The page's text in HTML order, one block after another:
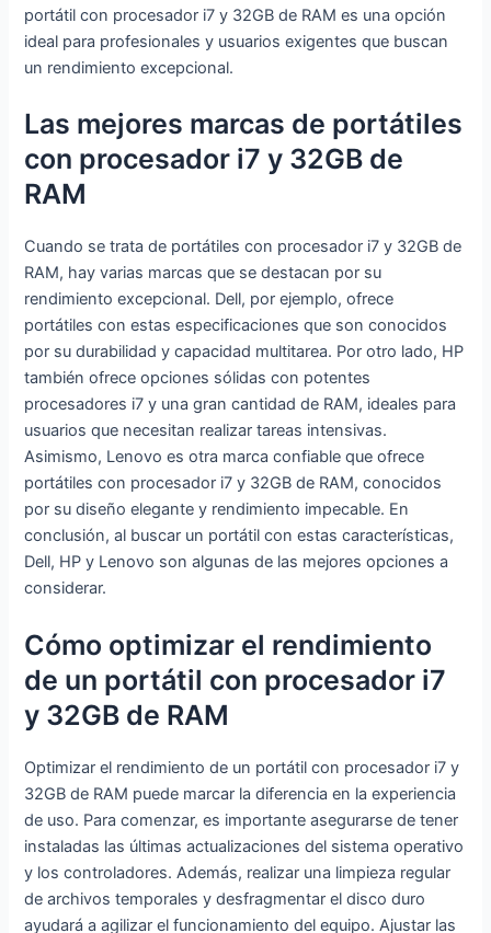
phi
cs,
Sin
em
a
)
Plat
a y
Azu
l-
Tec
lad
o
QW
ER
TY
Esp
año
portátil con procesador i7 y 32GB de RAM es una opción
ideal para profesionales y usuarios exigentes que buscan
un rendimiento excepcional.
Las mejores marcas de portátiles
con procesador i7 y 32GB de
RAM
Cuando se trata de portátiles con procesador i7 y 32GB de
RAM, hay varias marcas que se destacan por su
rendimiento excepcional. Dell, por ejemplo, ofrece
portátiles con estas especificaciones que son conocidos
por su durabilidad y capacidad multitarea. Por otro lado, HP
también ofrece opciones sólidas con potentes
procesadores i7 y una gran cantidad de RAM, ideales para
usuarios que necesitan realizar tareas intensivas.
Asimismo, Lenovo es otra marca confiable que ofrece
portátiles con procesador i7 y 32GB de RAM, conocidos
por su diseño elegante y rendimiento impecable. En
conclusión, al buscar un portátil con estas características,
Dell, HP y Lenovo son algunas de las mejores opciones a
considerar.
Cómo optimizar el rendimiento
de un portátil con procesador i7
y 32GB de RAM
Optimizar el rendimiento de un portátil con procesador i7 y
32GB de RAM puede marcar la diferencia en la experiencia
de uso. Para comenzar, es importante asegurarse de tener
instaladas las últimas actualizaciones del sistema operativo
y los controladores. Además, realizar una limpieza regular
de archivos temporales y desfragmentar el disco duro
ayudará a agilizar el funcionamiento del equipo. Ajustar las